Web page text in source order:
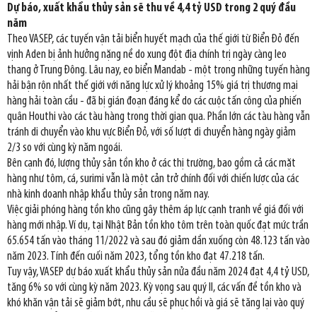
Dự báo, xuất khẩu thủy sản sẽ thu về 4,4 tỷ USD trong 2 quý đầu
năm
Theo VASEP, các tuyến vận tải biển huyết mạch của thế giới từ Biển Đỏ đến
vịnh Aden bị ảnh hưởng nặng nề do xung đột địa chính trị ngày càng leo
thang ở Trung Đông. Lâu nay, eo biển Mandab - một trong những tuyến hàng
hải bận rộn nhất thế giới với năng lực xử lý khoảng 15% giá trị thương mại
hàng hải toàn cầu - đã bị gián đoạn đáng kể do các cuộc tấn công của phiến
quân Houthi vào các tàu hàng trong thời gian qua. Phần lớn các tàu hàng vẫn
tránh di chuyển vào khu vực Biển Đỏ, với số lượt di chuyển hàng ngày giảm
2/3 so với cùng kỳ năm ngoái.
Bên cạnh đó, lượng thủy sản tồn kho ở các thị trường, bao gồm cả các mặt
hàng như tôm, cá, surimi vẫn là một cản trở chính đối với chiến lược của các
nhà kinh doanh nhập khẩu thủy sản trong năm nay.
Việc giải phóng hàng tồn kho cũng gây thêm áp lực cạnh tranh về giá đối với
hàng mới nhập. Ví dụ, tại Nhật Bản tồn kho tôm trên toàn quốc đạt mức trần
65.654 tấn vào tháng 11/2022 và sau đó giảm dần xuống còn 48.123 tấn vào
năm 2023. Tính đến cuối năm 2023, tổng tồn kho đạt 47.218 tấn.
Tuy vậy, VASEP dự báo xuất khẩu thủy sản nửa đầu năm 2024 đạt 4,4 tỷ USD,
tăng 6% so với cùng kỳ năm 2023. Kỳ vọng sau quý II, các vấn đề tồn kho và
khó khăn vận tải sẽ giảm bớt, nhu cầu sẽ phục hồi và giá sẽ tăng lại vào quý